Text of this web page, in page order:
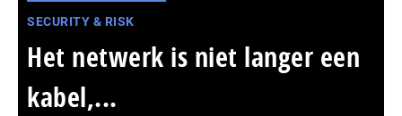
SECURITY & RISK
Het netwerk is niet langer een
kabel,...